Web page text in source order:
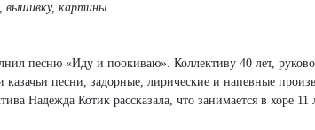
вышивку, картины.
песню «Иду и поокиваю». Коллективу 40 лет,
казачьи песни, задорные, лирические и напевные
Надежда Котик рассказала, что занимается в хоре 11